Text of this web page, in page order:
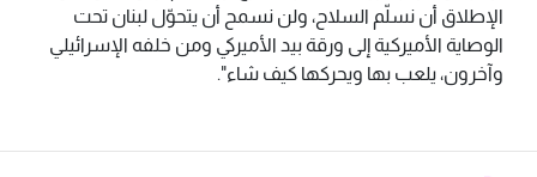
الإطلاق أن نسلّم السلاح، ولن نسمح أن يتحوّل لبنان تحت
الوصاية الأميركية إلى ورقة بيد الأميركي ومن خلفه الإسرائيلي
وآخرون، يلعب بها ويحركها كيف شاء".